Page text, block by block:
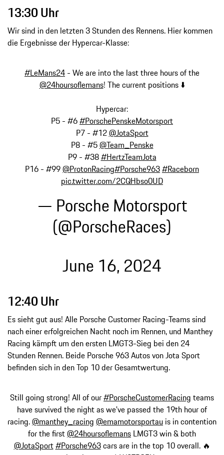
13:30 Uhr
Wir sind in den letzten 3 Stunden des Rennens. Hier kommen
die Ergebnisse der Hypercar-Klasse:
#LeMans24 - We are into the last three hours of the
@24hoursoflemans! The current positions ⬇️
Hypercar:
P5 - #6#PorschePenskeMotorsport
P7 - #12@JotaSport
P8 - #5@Team_Penske
P9 - #38#HertzTeamJota
P16 - #99@ProtonRacing#Porsche963#Raceborn
pic.twitter.com/2CQHbso0UD
— Porsche Motorsport
(@PorscheRaces)
June 16, 2024
12:40 Uhr
Es sieht gut aus! Alle Porsche Customer Racing-Teams sind
nach einer erfolgreichen Nacht noch im Rennen, und Manthey
Racing kämpft um den ersten LMGT3-Sieg bei den 24
Stunden Rennen. Beide Porsche 963 Autos von Jota Sport
befinden sich in den Top 10 der Gesamtwertung.
Still going strong! All of our#PorscheCustomerRacing teams
have survived the night as we've passed the 19th hour of
racing.@manthey_racing @emamotorsportau is in contention
for the first@24hoursoflemans LMGT3 win & both
@JotaSport#Porsche963cars are in the top 10 overall. 🔥